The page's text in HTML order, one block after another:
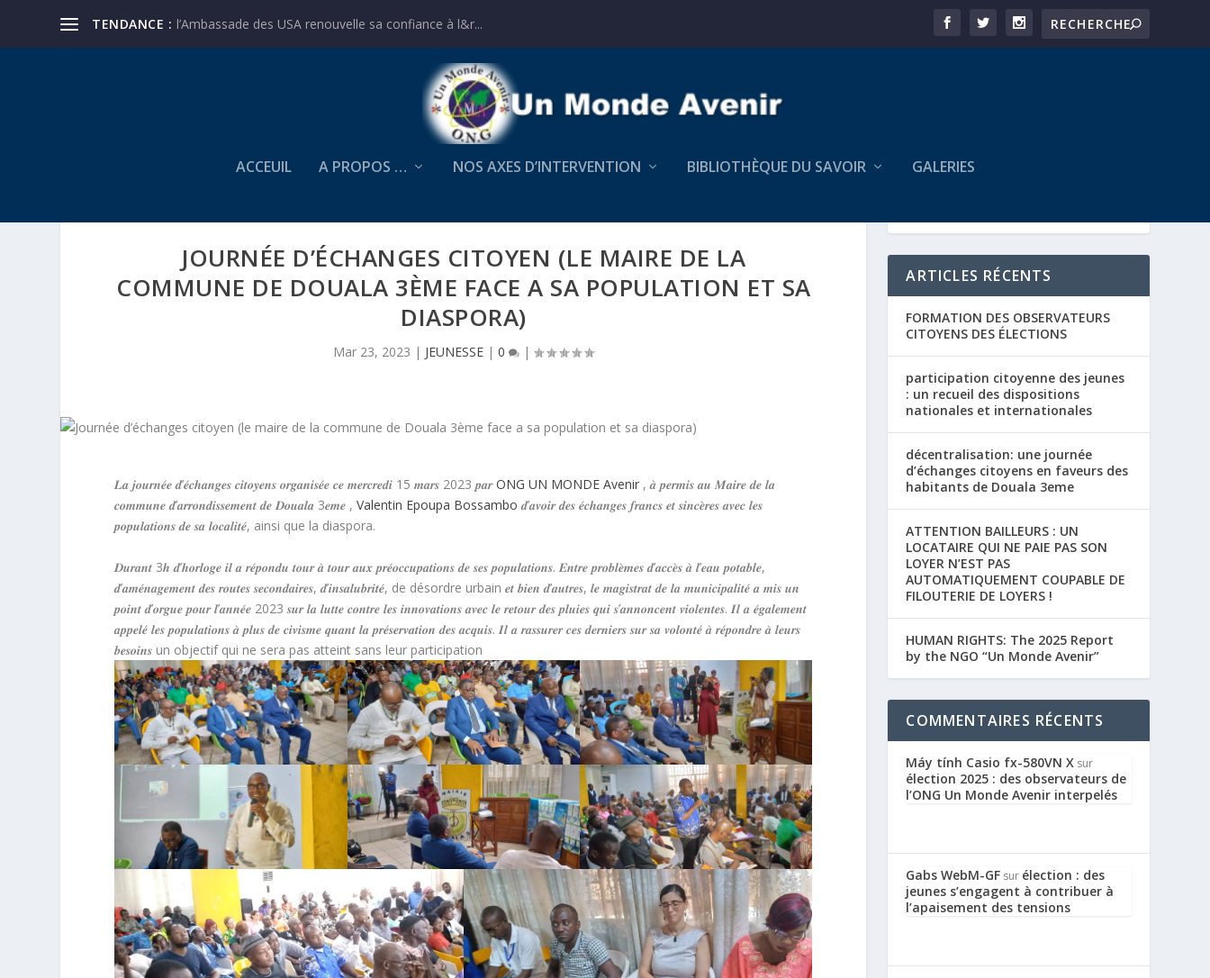
TENDANCE : l’Ambassade des USA renouvelle sa confiance à l&r...
ACCEUIL A PROPOS … NOS AXES D’INTERVENTION BIBLIOTHÈQUE DU SAVOIR GALERIES
JOURNÉE D’ÉCHANGES CITOYEN (LE MAIRE DE LA
COMMUNE DE DOUALA 3ÈME FACE A SA POPULATION ET SA
DIASPORA)
Mar 23, 2023 | JEUNESSE |0 |
𝑳𝒂 𝒋𝒐𝒖𝒓𝒏𝒆́𝒆 𝒅’𝒆́𝒄𝒉𝒂𝒏𝒈𝒆𝒔 𝒄𝒊𝒕𝒐𝒚𝒆𝒏𝒔 𝒐𝒓𝒈𝒂𝒏𝒊𝒔𝒆́𝒆 𝒄𝒆 𝒎𝒆𝒓𝒄𝒓𝒆𝒅𝒊 15 𝒎𝒂𝒓𝒔 2023 𝒑𝒂𝒓ONG UN MONDE Avenir , 𝒂̀ 𝒑𝒆𝒓𝒎𝒊𝒔 𝒂𝒖 𝑴𝒂𝒊𝒓𝒆 𝒅𝒆 𝒍𝒂
𝒄𝒐𝒎𝒎𝒖𝒏𝒆 𝒅’𝒂𝒓𝒓𝒐𝒏𝒅𝒊𝒔𝒔𝒆𝒎𝒆𝒏𝒕 𝒅𝒆 𝑫𝒐𝒖𝒂𝒍𝒂 3𝒆𝒎𝒆 ,Valentin Epoupa Bossambo 𝒅’𝒂𝒗𝒐𝒊𝒓 𝒅𝒆𝒔 𝒆́𝒄𝒉𝒂𝒏𝒈𝒆𝒔 𝒇𝒓𝒂𝒏𝒄𝒔 𝒆𝒕 𝒔𝒊𝒏𝒄𝒆̀𝒓𝒆𝒔 𝒂𝒗𝒆𝒄 𝒍𝒆𝒔
𝒑𝒐𝒑𝒖𝒍𝒂𝒕𝒊𝒐𝒏𝒔 𝒅𝒆 𝒔𝒂 𝒍𝒐𝒄𝒂𝒍𝒊𝒕𝒆́, ainsi que la diaspora.
𝑫𝒖𝒓𝒂𝒏𝒕 3𝒉𝒅’𝒉𝒐𝒓𝒍𝒐𝒈𝒆 𝒊𝒍 𝒂 𝒓𝒆́𝒑𝒐𝒏𝒅𝒖 𝒕𝒐𝒖𝒓 𝒂̀ 𝒕𝒐𝒖𝒓 𝒂𝒖𝒙 𝒑𝒓𝒆́𝒐𝒄𝒄𝒖𝒑𝒂𝒕𝒊𝒐𝒏𝒔 𝒅𝒆 𝒔𝒆𝒔 𝒑𝒐𝒑𝒖𝒍𝒂𝒕𝒊𝒐𝒏𝒔. 𝑬𝒏𝒕𝒓𝒆 𝒑𝒓𝒐𝒃𝒍𝒆̀𝒎𝒆𝒔 𝒅’𝒂𝒄𝒄𝒆̀𝒔 𝒂̀ 𝒍’𝒆𝒂𝒖 𝒑𝒐𝒕𝒂𝒃𝒍𝒆,
𝒅’𝒂𝒎𝒆́𝒏𝒂𝒈𝒆𝒎𝒆𝒏𝒕 𝒅𝒆𝒔 𝒓𝒐𝒖𝒕𝒆𝒔 𝒔𝒆𝒄𝒐𝒏𝒅𝒂𝒊𝒓𝒆𝒔, 𝒅’𝒊𝒏𝒔𝒂𝒍𝒖𝒃𝒓𝒊𝒕𝒆́, de désordre urbain 𝒆𝒕 𝒃𝒊𝒆𝒏 𝒅’𝒂𝒖𝒕𝒓𝒆𝒔, 𝒍𝒆 𝒎𝒂𝒈𝒊𝒔𝒕𝒓𝒂𝒕 𝒅𝒆 𝒍𝒂 𝒎𝒖𝒏𝒊𝒄𝒊𝒑𝒂𝒍𝒊𝒕𝒆́ 𝒂 𝒎𝒊𝒔 𝒖𝒏
𝒑𝒐𝒊𝒏𝒕 𝒅’𝒐𝒓𝒈𝒖𝒆 𝒑𝒐𝒖𝒓 𝒍’𝒂𝒏𝒏𝒆́𝒆 2023 𝒔𝒖𝒓 𝒍𝒂 𝒍𝒖𝒕𝒕𝒆 𝒄𝒐𝒏𝒕𝒓𝒆 𝒍𝒆𝒔 𝒊𝒏𝒏𝒐𝒗𝒂𝒕𝒊𝒐𝒏𝒔 𝒂𝒗𝒆𝒄 𝒍𝒆 𝒓𝒆𝒕𝒐𝒖𝒓 𝒅𝒆𝒔 𝒑𝒍𝒖𝒊𝒆𝒔 𝒒𝒖𝒊 𝒔’𝒂𝒏𝒏𝒐𝒏𝒄𝒆𝒏𝒕 𝒗𝒊𝒐𝒍𝒆𝒏𝒕𝒆𝒔. 𝑰𝒍 𝒂 𝒆́𝒈𝒂𝒍𝒆𝒎𝒆𝒏𝒕
𝒂𝒑𝒑𝒆𝒍𝒆́ 𝒍𝒆𝒔 𝒑𝒐𝒑𝒖𝒍𝒂𝒕𝒊𝒐𝒏𝒔 𝒂̀ 𝒑𝒍𝒖𝒔 𝒅𝒆 𝒄𝒊𝒗𝒊𝒔𝒎𝒆 𝒒𝒖𝒂𝒏𝒕 𝒍𝒂 𝒑𝒓𝒆́𝒔𝒆𝒓𝒗𝒂𝒕𝒊𝒐𝒏 𝒅𝒆𝒔 𝒂𝒄𝒒𝒖𝒊𝒔. 𝑰𝒍 𝒂 𝒓𝒂𝒔𝒔𝒖𝒓𝒆𝒓 𝒄𝒆𝒔 𝒅𝒆𝒓𝒏𝒊𝒆𝒓𝒔 𝒔𝒖𝒓 𝒔𝒂 𝒗𝒐𝒍𝒐𝒏𝒕𝒆́ 𝒂̀ 𝒓𝒆́𝒑𝒐𝒏𝒅𝒓𝒆 𝒂̀ 𝒍𝒆𝒖𝒓𝒔
𝒃𝒆𝒔𝒐𝒊𝒏𝒔 un objectif qui ne sera pas atteint sans leur participation
ARTICLES RÉCENTS
FORMATION DES OBSERVATEURS
CITOYENS DES ÉLECTIONS
participation citoyenne des jeunes
: un recueil des dispositions
nationales et internationales
décentralisation: une journée
d’échanges citoyens en faveurs des
habitants de Douala 3eme
ATTENTION BAILLEURS : UN
LOCATAIRE QUI NE PAIE PAS SON
LOYER N’EST PAS
AUTOMATIQUEMENT COUPABLE DE
FILOUTERIE DE LOYERS !
HUMAN RIGHTS: The 2025 Report
by the NGO “Un Monde Avenir”
COMMENTAIRES RÉCENTS
Máy tính Casio fx-580VN X sur
élection 2025 : des observateurs de
l’ONG Un Monde Avenir interpelés
Gabs WebM-GF sur élection : des
jeunes s’engagent à contribuer à
l’apaisement des tensions